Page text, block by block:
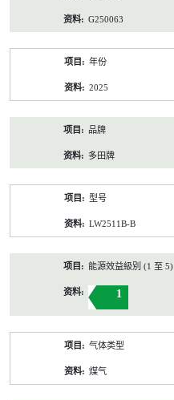
G250063
年份
2025
品牌
多田牌
型号
LW2511B-B
能源效益級別 (1 至 5)
1
气体类型
煤气